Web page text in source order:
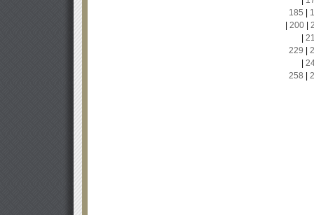
185
200|
229
258